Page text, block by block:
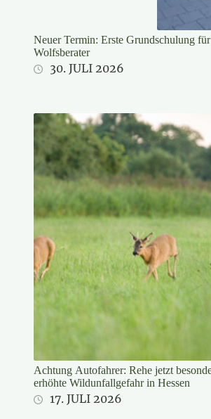
Neuer Termin: Erste Grundschulung
Wolfsberater
30. JULI 2026
Achtung Autofahrer: Rehe jetzt
erhöhte Wildunfallgefahr in Hessen
17. JULI 2026